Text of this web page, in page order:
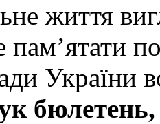
життя
пам’ятати
Ради